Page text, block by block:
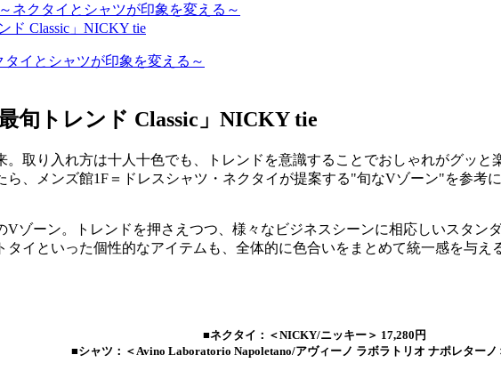
ネクタイとシャツが印象を変える～
ド Classic」NICKY tie
イとシャツが印象を変える～
旬トレンド Classic」NICKY tie
。取り入れ方は十人十色でも、トレンドを意識することでおしゃれがグッ
ら、メンズ館1F＝ドレスシャツ・ネクタイが提案する"旬なVゾーン"を参考
ゾーン。トレンドを押さえつつ、様々なビジネスシーンに相応しいスタン
イといった個性的なアイテムも、全体的に色合いをまとめて統一感を与え
■ネクタイ：＜NICKY/ニッキー＞ 17,280円
■シャツ：＜Avino Laboratorio Napoletano/アヴィーノ ラボラトリオ ナポレターノ